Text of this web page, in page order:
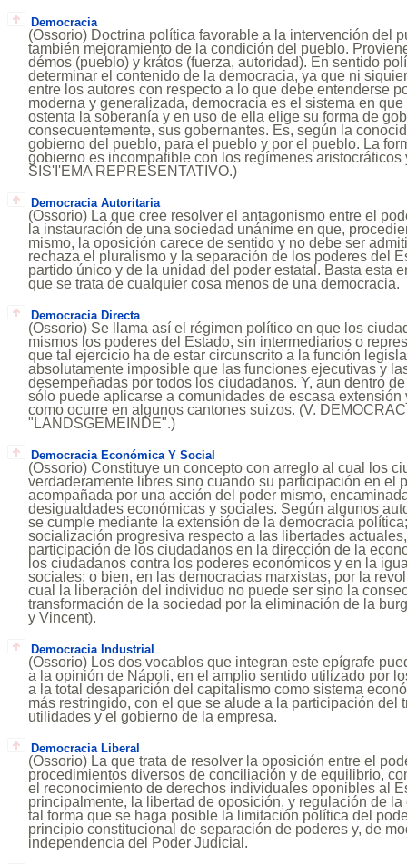
Democracia
(Ossorio) Doctrina política favorable a la intervención del
también mejoramiento de la condición del pueblo.
démos (pueblo) y krátos (fuerza, autoridad). En sentido
determinar el contenido de la democracia, ya que ni
entre los autores con respecto a lo que debe entenderse
moderna y generalizada, democracia es el sistema en
ostenta la soberanía y en uso de ella elige su forma de
consecuentemente, sus gobernantes. Es, según la
gobierno del pueblo, para el pueblo y por el pueblo. La
gobierno es incompatible con los regímenes aristocráticos
SIS'I'EMA REPRESENTATIVO.)
Democracia Autoritaria
(Ossorio) La que cree resolver el antagonismo entre el
la instauración de una sociedad unánime en que,
mismo, la oposición carece de sentido y no debe ser
rechaza el pluralismo y la separación de los poderes del
partido único y de la unidad del poder estatal. Basta esta
que se trata de cualquier cosa menos de una democracia.
Democracia Directa
(Ossorio) Se llama así el régimen político en que los
mismos los poderes del Estado, sin intermediarios o
que tal ejercicio ha de estar circunscrito a la función
absolutamente imposible que las funciones ejecutivas y
desempeñadas por todos los ciudadanos. Y, aun dentro
sólo puede aplicarse a comunidades de escasa extensión
como ocurre en algunos cantones suizos. (V.
"LANDSGEMEINDE".)
Democracia Económica Y Social
(Ossorio) Constituye un concepto con arreglo al cual los
verdaderamente libres sino cuando su participación en el
acompañada por una acción del poder mismo,
desigualdades económicas y sociales. Según algunos
se cumple mediante la extensión de la democracia
socialización progresiva respecto a las libertades
participación de los ciudadanos en la dirección de la
los ciudadanos contra los poderes económicos y en la
sociales; o bien, en las democracias marxistas, por la
cual la liberación del individuo no puede ser sino la
transformación de la sociedad por la eliminación de la
y Vincent).
Democracia Industrial
(Ossorio) Los dos vocablos que integran este epígrafe
a la opinión de Nápoli, en el amplio sentido utilizado por
a la total desaparición del capitalismo como sistema
más restringido, con el que se alude a la participación del
utilidades y el gobierno de la empresa.
Democracia Liberal
(Ossorio) La que trata de resolver la oposición entre el
procedimientos diversos de conciliación y de equilibrio,
el reconocimiento de derechos individuales oponibles al
principalmente, la libertad de oposición, y regulación de
tal forma que se haga posible la limitación política del
principio constitucional de separación de poderes y, de
independencia del Poder Judicial.